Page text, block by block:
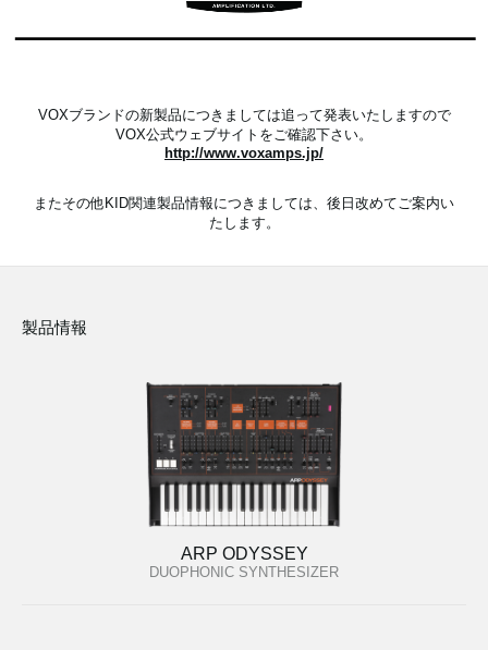
VOXブランドの新製品につきましては追って発表いたしますので
VOX公式ウェブサイトをご確認下さい。
http://www.voxamps.jp/
またその他KID関連製品情報につきましては、後日改めてご案内い
たします。
製品情報
ARP ODYSSEY
DUOPHONIC SYNTHESIZER